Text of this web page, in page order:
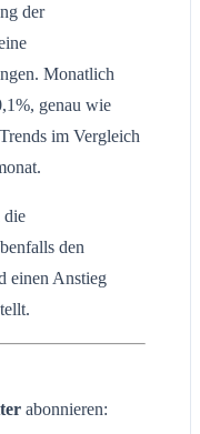
der
Monatlich
genau wie
im Vergleich
die
den
einen Anstieg
abonnieren: